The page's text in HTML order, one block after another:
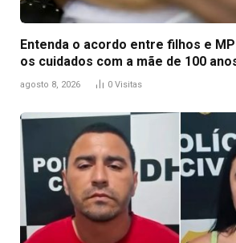
Entenda o acordo entre filhos e
os cuidados com a mãe de 100
agosto 8, 2026 0 Visitas